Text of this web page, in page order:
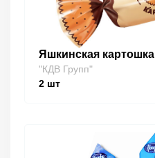
Яшкинская картошка
"КДВ Групп"
2 шт